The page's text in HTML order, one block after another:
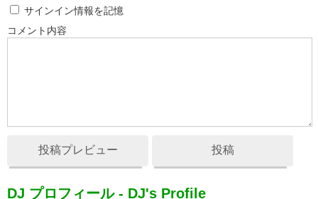
サインイン情報を記憶
コメント内容
投稿プレビュー 投稿
DJ プロフィール - DJ's Profile